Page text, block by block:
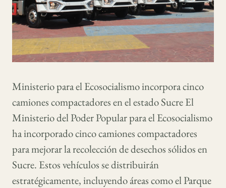
Ministerio para el Ecosocialismo incorpora cinco
camiones compactadores en el estado Sucre El
Ministerio del Poder Popular para el Ecosocialismo
ha incorporado cinco camiones compactadores
para mejorar la recolección de desechos sólidos en
Sucre. Estos vehículos se distribuirán
estratégicamente, incluyendo áreas como el Parque